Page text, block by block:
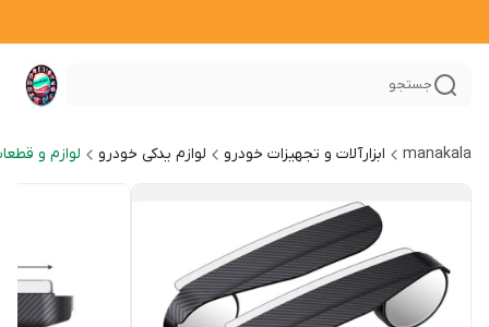
جستجو
manakala ابزارآلات و تجهیزات خودرو لوازم یدکی خودرو لوازم و